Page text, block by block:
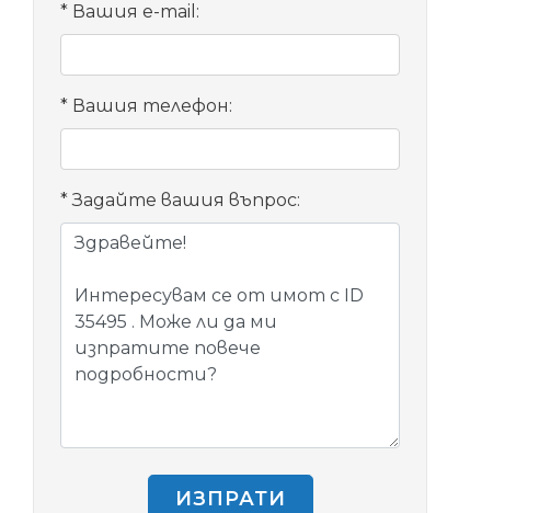
Вашия e-mail:
Вашия телефон:
Задайте вашия въпрос:
ИЗПРАТИ